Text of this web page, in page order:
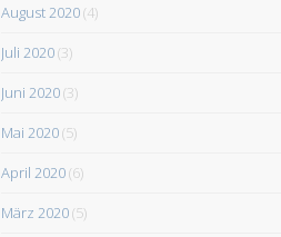
August 2020(4)
Juli 2020(3)
Juni 2020(3)
Mai 2020(5)
April 2020(6)
März 2020(5)